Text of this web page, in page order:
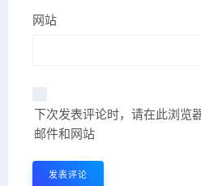
网站
下次发表评论时，请在此浏览
邮件和网站